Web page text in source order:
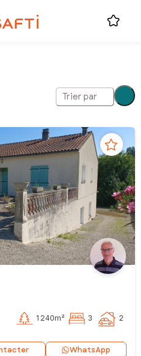
Trier par
1 240m² 3 2
WhatsApp